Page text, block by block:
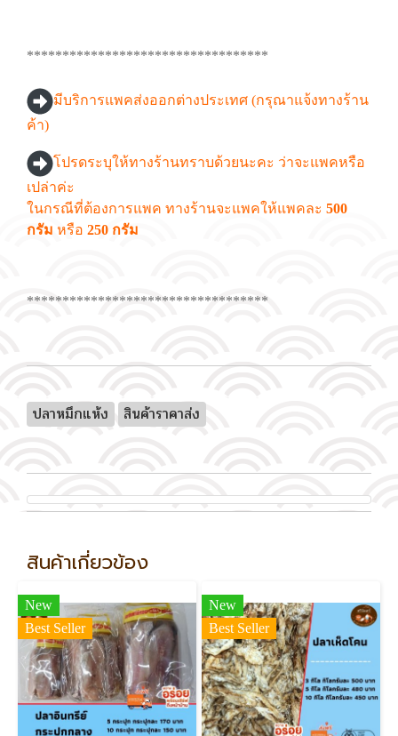
**********************************
มีบริการแพคส่งออกต่างประเทศ (กรุณาแจ้งทางร้าน
ค้า)
โปรดระบุให้ทางร้านทราบด้วยนะคะ ว่าจะแพคหรือ
เปล่าค่ะ
ในกรณีที่ต้องการแพค ทางร้านจะแพคให้แพคละ 500
กรัม หรือ 250 กรัม
**********************************
ปลาหมึกแห้ง สินค้าราคาส่ง
สินค้าเกี่ยวข้อง
New
Best Seller
New
Best Seller